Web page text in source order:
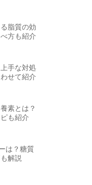
脂質の効
方も紹介
手な対処
せて紹介
素とは？
も紹介
は？糖質
解説